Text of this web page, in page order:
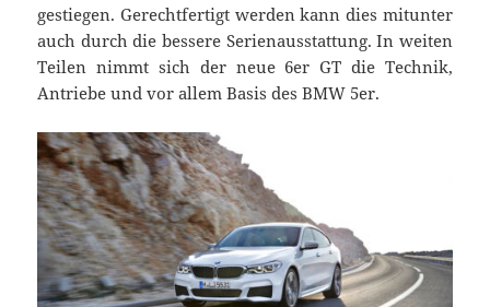
gestiegen. Gerechtfertigt werden kann dies mitunter
auch durch die bessere Serienausstattung. In weiten
Teilen nimmt sich der neue 6er GT die Technik,
Antriebe und vor allem Basis des BMW 5er.